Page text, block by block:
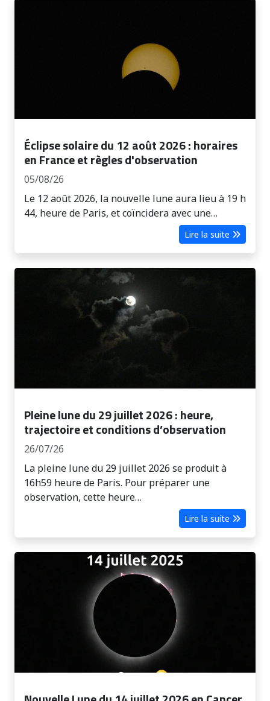
Éclipse solaire du 12 août 2026 : horaires
en France et règles d'observation
05/08/26
Le 12 août 2026, la nouvelle lune aura lieu à 19 h
44, heure de Paris, et coïncidera avec une…
Lire la suite
Pleine lune du 29 juillet 2026 : heure,
trajectoire et conditions d’observation
26/07/26
La pleine lune du 29 juillet 2026 se produit à
16h59 heure de Paris. Pour préparer une
observation, cette heure…
Lire la suite